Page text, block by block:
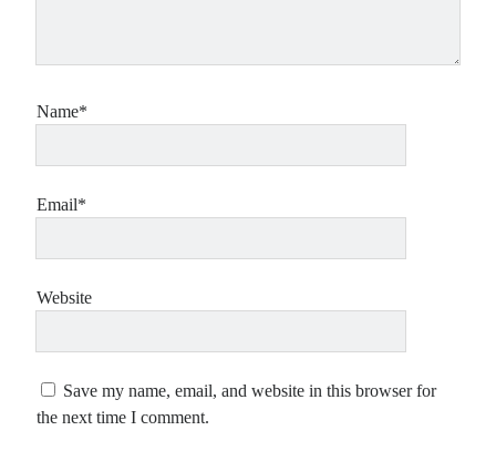
Name*
Email*
Website
Save my name, email, and website in this browser for
the next time I comment.